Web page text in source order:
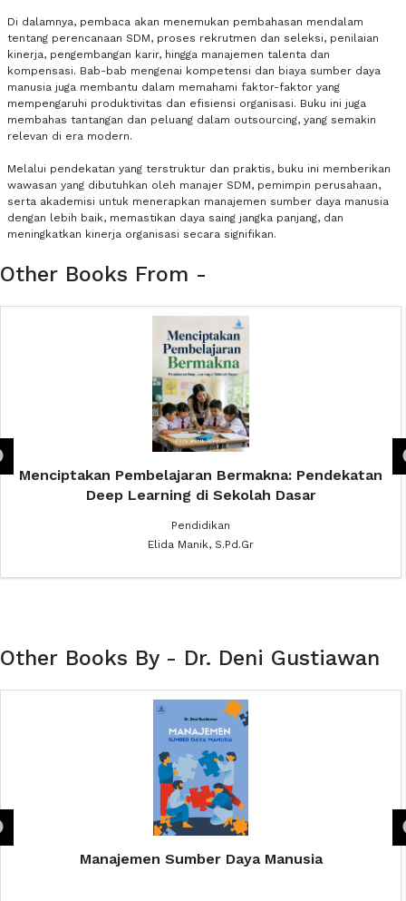
Di dalamnya, pembaca akan menemukan pembahasan mendalam
tentang perencanaan SDM, proses rekrutmen dan seleksi, penilaian
kinerja, pengembangan karir, hingga manajemen talenta dan
kompensasi. Bab-bab mengenai kompetensi dan biaya sumber daya
manusia juga membantu dalam memahami faktor-faktor yang
mempengaruhi produktivitas dan efisiensi organisasi. Buku ini juga
membahas tantangan dan peluang dalam outsourcing, yang semakin
relevan di era modern.
Melalui pendekatan yang terstruktur dan praktis, buku ini memberikan
wawasan yang dibutuhkan oleh manajer SDM, pemimpin perusahaan,
serta akademisi untuk menerapkan manajemen sumber daya manusia
dengan lebih baik, memastikan daya saing jangka panjang, dan
meningkatkan kinerja organisasi secara signifikan.
Other Books From -
Menciptakan Pembelajaran Bermakna: Pendekatan
Deep Learning di Sekolah Dasar
Pendidikan
Elida Manik, S.Pd.Gr
Other Books By - Dr. Deni Gustiawan
Manajemen Sumber Daya Manusia